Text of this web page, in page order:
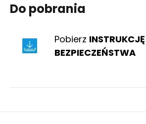
Do pobrania
Pobierz INSTRUKCJĘ
BEZPIECZEŃSTWA